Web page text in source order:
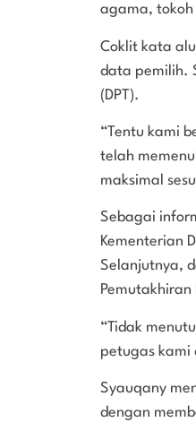
agama,
Coklit kata
data pemilih.
(DPT).
“Tentu kami
telah
maksimal
Sebagai
Kementerian
Selanjutnya,
Pemutakhiran
“Tidak
petugas kami
Syauqany
dengan